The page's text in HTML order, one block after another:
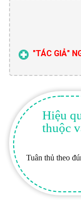
"TÁC GIẢ"
Hiệu
thuộc
Tuân thủ theo